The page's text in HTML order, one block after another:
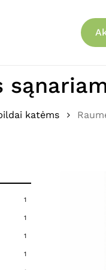
katėms
1
1
1
1